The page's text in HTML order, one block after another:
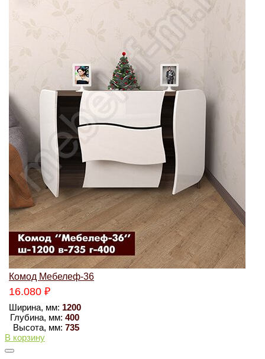
Комод Мебелеф-36
16.080 ₽
Ширина, мм: 1200
Глубина, мм: 400
Высота, мм: 735
В корзину